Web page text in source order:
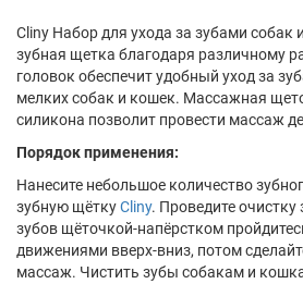
Cliny Набор для ухода за зубами собак
зубная щетка благодаря различному
головок обеспечит удобный уход за
мелких собак и кошек. Массажная
силикона позволит провести массаж
Порядок применения:
Нанесите небольшое количество
зубную щёткуCliny. Проведите очистку
зубов щёточкой-напёрстком
движениями вверх-вниз, потом
массаж. Чистить зубы собакам и